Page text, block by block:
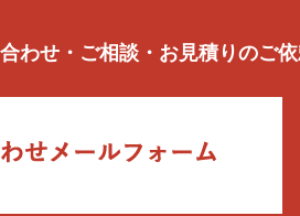
わせ・ご相談・お見積りのご